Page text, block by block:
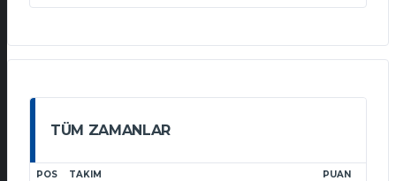
TÜM ZAMANLAR
POS TAKIM PUAN